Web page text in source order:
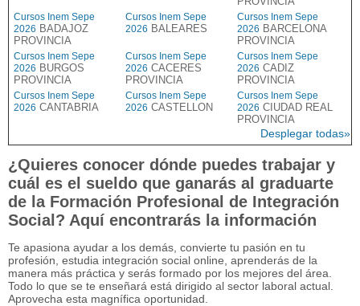
Cursos Inem Sepe
2026 BADAJOZ
PROVINCIA
Cursos Inem Sepe
2026 BALEARES
Cursos Inem Sepe
2026 BARCELONA
PROVINCIA
Cursos Inem Sepe
2026 BURGOS
PROVINCIA
Cursos Inem Sepe
2026 CACERES
PROVINCIA
Cursos Inem Sepe
2026 CADIZ
PROVINCIA
Cursos Inem Sepe
2026 CANTABRIA
Cursos Inem Sepe
2026 CASTELLON
Cursos Inem Sepe
2026 CIUDAD REAL
PROVINCIA
Desplegar todas»
¿Quieres conocer dónde puedes trabajar y
cuál es el sueldo que ganarás al graduarte
de la Formación Profesional de Integración
Social? Aquí encontrarás la información
Te apasiona ayudar a los demás, convierte tu pasión en tu
profesión, estudia integración social online, aprenderás de la
manera más práctica y serás formado por los mejores del área.
Todo lo que se te enseñará está dirigido al sector laboral actual.
Aprovecha esta magnífica oportunidad.